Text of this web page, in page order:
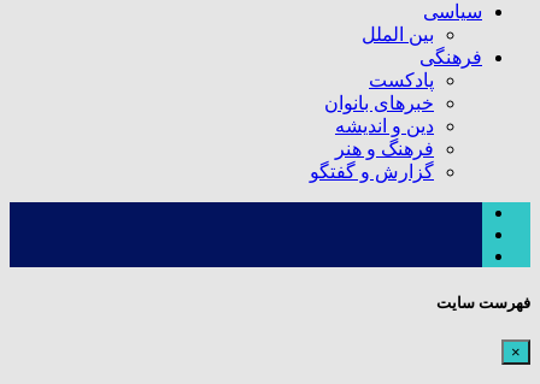
سیاسی
بین الملل
فرهنگی
پادکست
خبرهای بانوان
دین و اندیشه
فرهنگ و هنر
گزارش و گفتگو
فهرست سایت
×